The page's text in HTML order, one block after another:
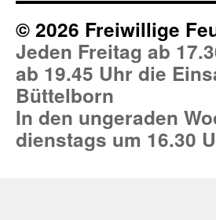
© 2026 Freiwillige
Jeden Freitag ab
ab 19.45 Uhr die
Büttelborn
In den ungeraden
dienstags um 16.30